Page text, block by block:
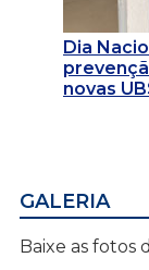
Dia
novas
GALERIA
Baixe as fotos